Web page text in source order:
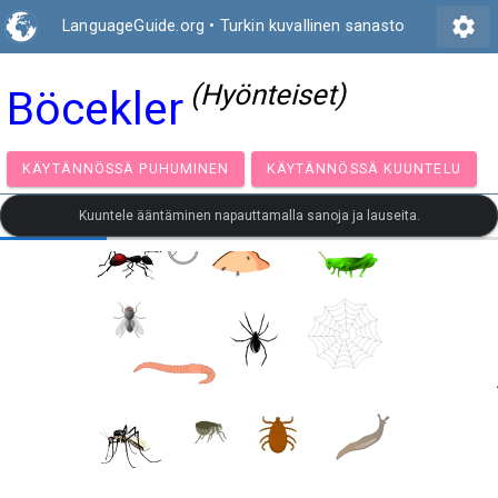
LanguageGuide.org • Turkin kuvallinen sanasto settings
Böcekler (Hyönteiset)
KÄYTÄNNÖSSÄ PUHUMINEN KÄYTÄNNÖSSÄ
Kuuntele ääntäminen napauttamalla sanoja ja lauseita.